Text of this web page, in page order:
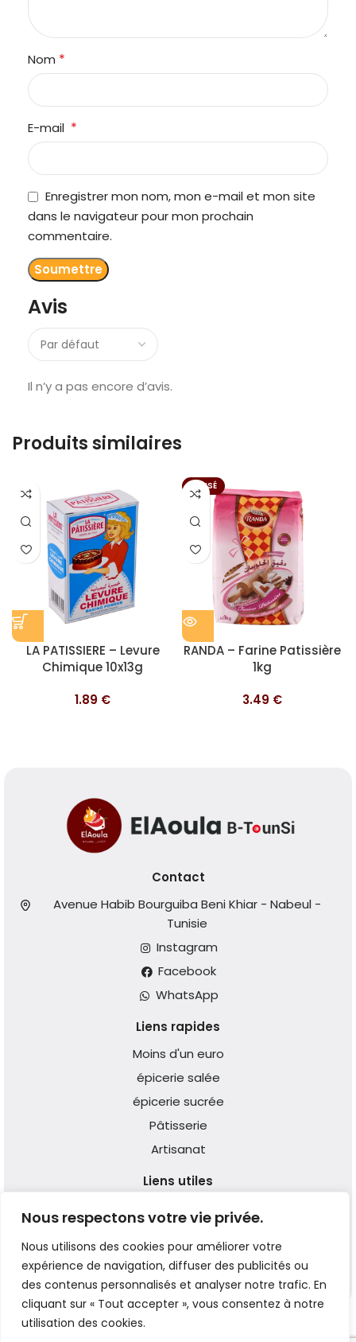
Nous respectons votre vie privée.
Nous utilisons des cookies pour améliorer votre
expérience de navigation, diffuser des publicités ou
des contenus personnalisés et analyser notre trafic. En
cliquant sur « Tout accepter », vous consentez à notre
utilisation des cookies.
Avis
Il n’y a pas encore d’avis.
Nom *
E-mail *
Enregistrer mon nom, mon e-mail et mon site
dans le navigateur pour mon prochain
commentaire.
Produits similaires
LA PATISSIERE – Levure
Chimique 10x13g
1.89 €
EPUISÉ
RANDA – Farine Patissière
1kg
3.49 €
Contact
Avenue Habib Bourguiba Beni Khiar - Nabeul -
Tunisie
Instagram
Facebook
WhatsApp
Liens rapides
Moins d'un euro
épicerie salée
épicerie sucrée
Pâtisserie
Artisanat
Liens utiles
Qui Sommes-nous ?
Expédition & Livraison
Réclamation